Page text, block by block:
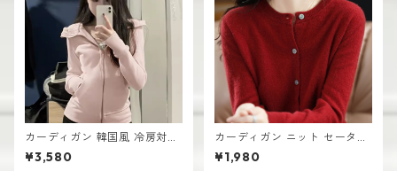
カーディガン 韓国風 冷房対策
ルームウェア レディース 羽織
り
¥3,580
カーディガン ニット セーター
レディース おしゃれ 可愛い シ
ンプル
¥1,980